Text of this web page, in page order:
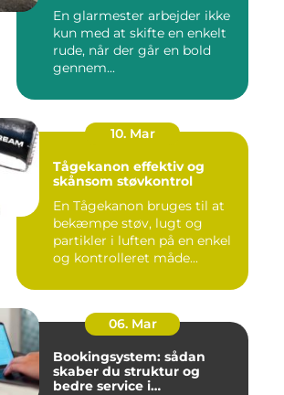
En glarmester arbejder ikke
kun med at skifte en enkelt
rude, når der går en bold
gennem...
10. Mar
Tågekanon effektiv og
skånsom støvkontrol
En Tågekanon bruges til at
bekæmpe støv, lugt og
partikler i luften på en enkel
og kontrolleret måde...
06. Mar
Bookingsystem: sådan
skaber du struktur og
bedre service i